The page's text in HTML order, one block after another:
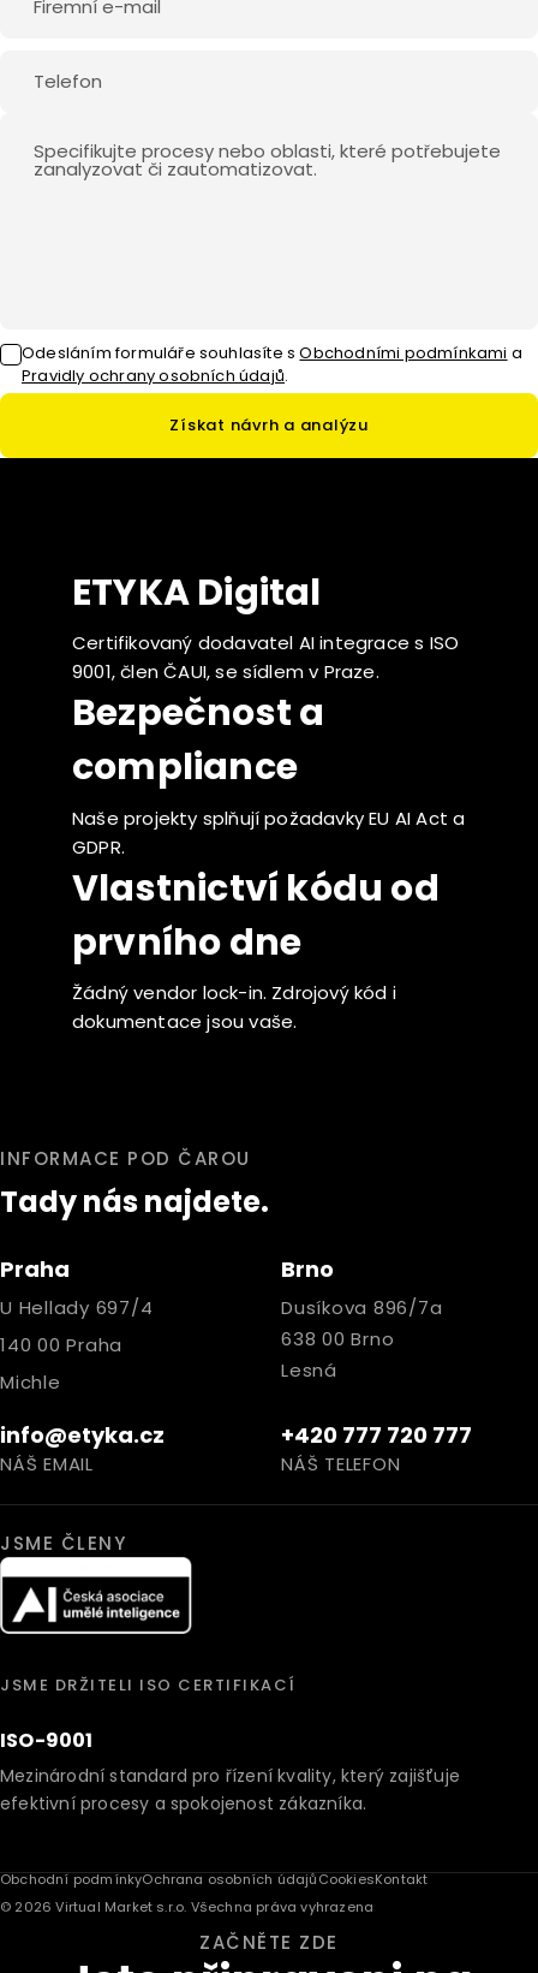
ETYKA Digital
Certifikovaný dodavatel AI integrace s ISO
9001, člen ČAUI, se sídlem v Praze.
Bezpečnost a
compliance
Naše projekty splňují požadavky EU AI Act a
GDPR.
Vlastnictví kódu od
prvního dne
Žádný vendor lock-in. Zdrojový kód i
dokumentace jsou vaše.
Odesláním formuláře souhlasíte s Obchodními podmínkami a
Pravidly ochrany osobních údajů.
Získat návrh a analýzu
INFORMACE POD ČAROU
Tady nás najdete.
Praha
U Hellady 697/4
140 00 Praha
Michle
Brno
Dusíkova 896/7a
638 00 Brno
Lesná
info@etyka.cz
NÁŠ EMAIL
+420 777 720 777
NÁŠ TELEFON
JSME ČLENY
JSME DRŽITELI ISO CERTIFIKACÍ
ISO-9001
Mezinárodní standard pro řízení kvality, který zajišťuje
efektivní procesy a spokojenost zákazníka.
Obchodní podmínkyOchrana osobních údajůCookiesKontakt
© 2026 Virtual Market s.r.o. Všechna práva vyhrazena
ZAČNĚTE ZDE